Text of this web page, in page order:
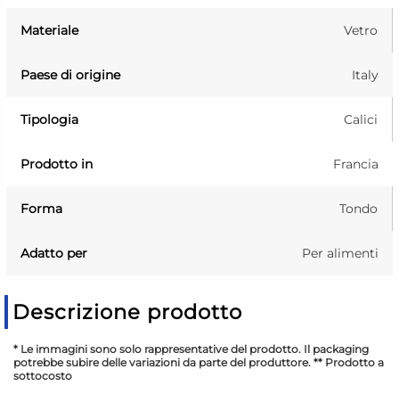
Materiale Vetro
Paese di origine Italy
Tipologia Calici
Prodotto in Francia
Forma Tondo
Adatto per Per alimenti
Descrizione prodotto
* Le immagini sono solo rappresentative del prodotto. Il packaging
potrebbe subire delle variazioni da parte del produttore. ** Prodotto a
sottocosto